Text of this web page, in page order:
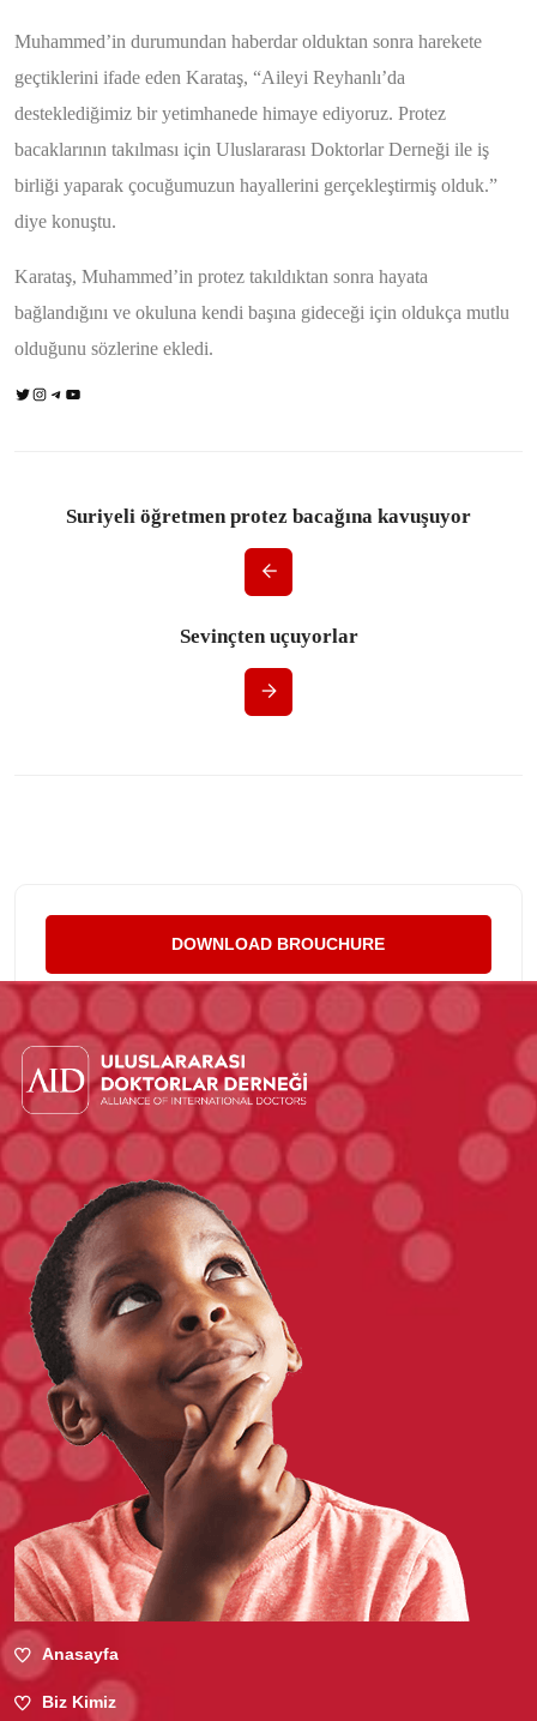
Muhammed’in durumundan haberdar olduktan sonra harekete
geçtiklerini ifade eden Karataş, “Aileyi Reyhanlı’da
desteklediğimiz bir yetimhanede himaye ediyoruz. Protez
bacaklarının takılması için Uluslararası Doktorlar Derneği ile iş
birliği yaparak çocuğumuzun hayallerini gerçekleştirmiş olduk.”
diye konuştu.
Karataş, Muhammed’in protez takıldıktan sonra hayata
bağlandığını ve okuluna kendi başına gideceği için oldukça mutlu
olduğunu sözlerine ekledi.
Suriyeli öğretmen protez bacağına kavuşuyor
Sevinçten uçuyorlar
DOWNLOAD BROUCHURE
Anasayfa
Biz Kimiz